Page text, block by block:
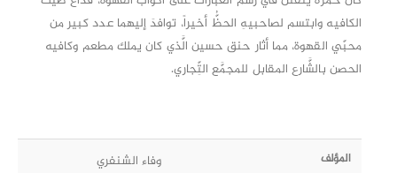
الكافيه وابتسم لصاحبيهِ الحظُّ أخيراً، توافدَ إليهما عدد كبير من
محبّي القهوة، مما أثار حنق حسين الَّذي كان يملك مطعم وكافيه
الحصن بالشَّارع المقابل للمجمَّع التِّجاري.
المؤلف وفاء الشنفري